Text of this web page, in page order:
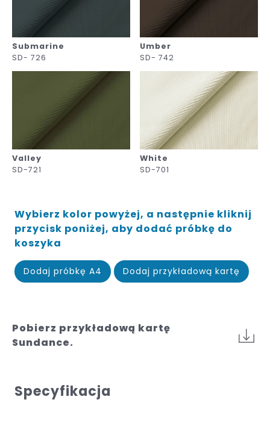
Submarine
SD- 726
Umber
SD- 742
Valley
SD-721
White
SD-701
Wybierz kolor powyżej, a następnie kliknij
przycisk poniżej, aby dodać próbkę do
koszyka
Dodaj próbkę A4 Dodaj przykładową kartę
Pobierz przykładową kartę
Sundance.
Specyfikacja